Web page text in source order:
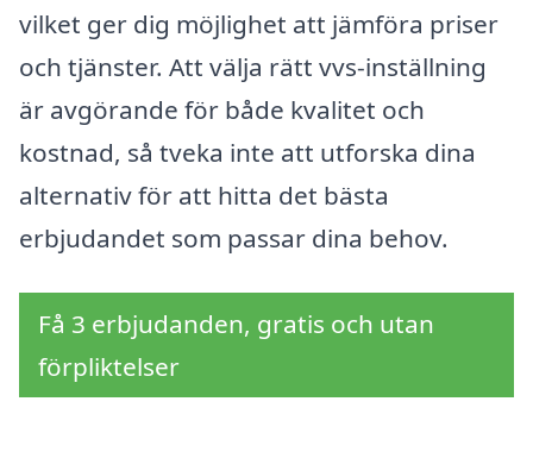
vilket ger dig möjlighet att jämföra priser
och tjänster. Att välja rätt vvs-inställning
är avgörande för både kvalitet och
kostnad, så tveka inte att utforska dina
alternativ för att hitta det bästa
erbjudandet som passar dina behov.
Få 3 erbjudanden, gratis och utan
förpliktelser